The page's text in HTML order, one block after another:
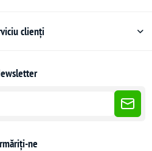
clienți
ne